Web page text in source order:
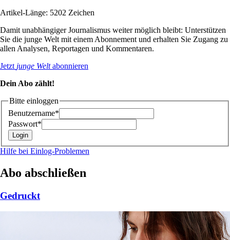
Artikel-Länge: 5202 Zeichen
Damit unabhängiger Journalismus weiter möglich bleibt: Unterstützen
Sie die junge Welt mit einem Abonnement und erhalten Sie Zugang zu
allen Analysen, Reportagen und Kommentaren.
Jetzt junge Weltabonnieren
Dein Abo zählt!
Bitte einloggen
Benutzername*
Passwort*
Hilfe bei Einlog-Problemen
Abo abschließen
Gedruckt